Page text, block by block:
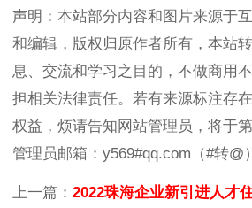
声明：本站部分内容和图片来源于
和编辑，版权归原作者所有，本站
息、交流和学习之目的，不做商用
担相关法律责任。若有来源标注存
权益，烦请告知网站管理员，将于
管理员邮箱：y569#qq.com（#转@）
上一篇： 2022珠海企业新引进人才